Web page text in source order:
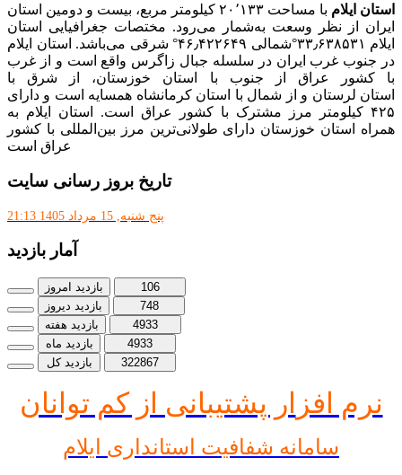
استان ایلام
با مساحت ۲۰٬۱۳۳ کیلومتر مربع، بیست و دومین استان
ایران از نظر وسعت به‌شمار می‌رود. مختصات جغرافیایی استان
ایلام ۳۳٫۶۳۸۵۳۱°شمالی ۴۶٫۴۲۲۶۴۹° شرقی می‌باشد. استان ایلام
در جنوب غرب ایران در سلسله جبال زاگرس واقع است و از غرب
با کشور عراق از جنوب با استان خوزستان، از شرق با
استان لرستان و از شمال با استان کرمانشاه همسایه است و دارای
۴۲۵ کیلومتر مرز مشترک با کشور عراق است. استان ایلام به
همراه استان خوزستان دارای طولانی‌ترین مرز بین‌المللی با کشور
عراق است
تاریخ بروز رسانی سایت
پنج شنبه, 15 مرداد 1405 21:13
آمار بازدید
بازدید امروز
106
بازدید دیروز
748
بازدید هفته
4933
بازدید ماه
4933
بازدید کل
322867
نرم افز ار پشتیبانی از کم توانان
سامانه شفافیت استانداری ایلام